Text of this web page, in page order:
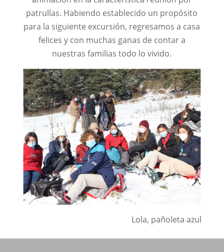
patrullas. Habiendo establecido un propósito
para la siguiente excursión, regresamos a casa
felices y con muchas ganas de contar a
nuestras familias todo lo vivido.
Lola, pañoleta azul